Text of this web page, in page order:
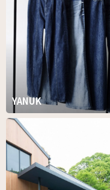
YANUK